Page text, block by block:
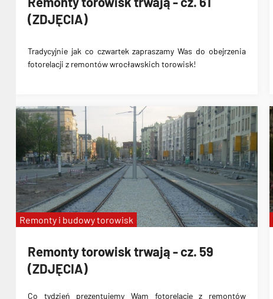
(ZDJĘCIA)
Tradycyjnie jak co czwartek zapraszamy Was do obejrzenia
fotorelacji z remontów wrocławskich torowisk!
Remonty torowisk trwają - cz. 59
(ZDJĘCIA)
Co tydzień prezentujemy Wam fotorelację z remontów
Remonty i budowy torowisk